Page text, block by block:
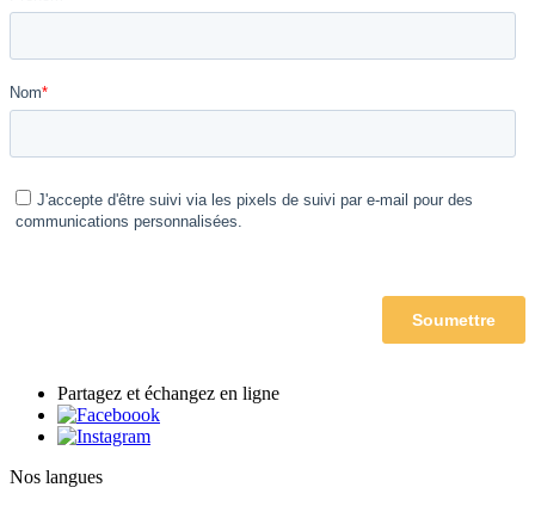
Partagez et échangez en ligne
Nos langues